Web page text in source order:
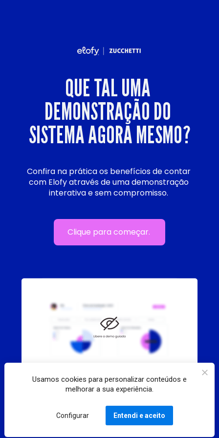
QUE TAL UMA
DEMONSTRAÇÃO DO
SISTEMA AGORA MESMO?
Confira na prática os benefícios de contar
com Elofy através de uma demonstração
interativa e sem compromisso.
Clique para começar.
Usamos cookies para personalizar conteúdos e
melhorar a sua experiência.
Configurar Entendi e aceito